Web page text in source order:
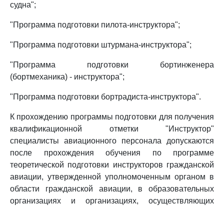
судна";
"Программа подготовки пилота-инструктора";
"Программа подготовки штурмана-инструктора";
"Программа подготовки бортинженера
(бортмеханика) - инструктора";
"Программа подготовки бортрадиста-инструктора".
К прохождению программы подготовки для получения
квалификационной отметки "Инструктор"
специалисты авиационного персонала допускаются
после прохождения обучения по программе
теоретической подготовки инструкторов гражданской
авиации, утвержденной уполномоченным органом в
области гражданской авиации, в образовательных
организациях и организациях, осуществляющих